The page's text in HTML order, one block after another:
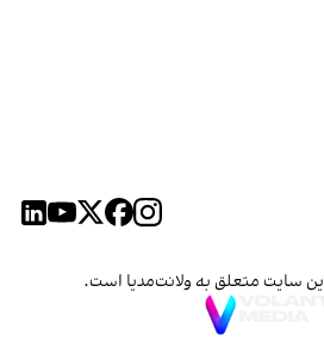
سایت متعلق به ولانت‌مدیا است.